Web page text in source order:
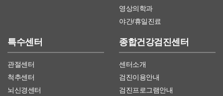
영상의학과
야간/휴일진료
특수센터
관절센터
척추센터
뇌신경센터
종합건강검진센터
센터소개
검진이용안내
검진프로그램안내